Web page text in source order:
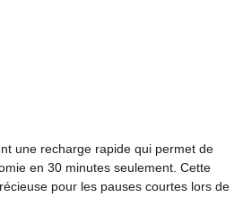
une recharge rapide qui permet de
en 30 minutes seulement. Cette
pour les pauses courtes lors de